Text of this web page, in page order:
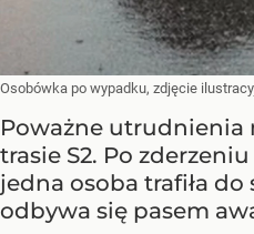
Osobówka po wypadku, zdjęcie
Poważne utrudnienia
trasie S2. Po
jedna osoba trafiła do
odbywa się pasem